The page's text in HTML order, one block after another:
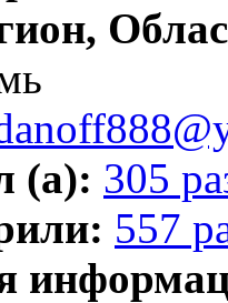
(а): 305
557